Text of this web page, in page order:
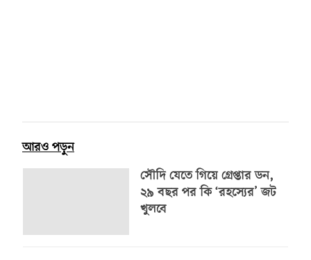
আরও পড়ুন
সৌদি যেতে গিয়ে গ্রেপ্তার ডন,
২৯ বছর পর কি ‘রহস্যের’ জট
খুলবে